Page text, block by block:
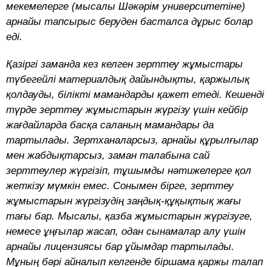
мекемелерге (мысалы Шәкәрім университетіне)
арнайы тапсырыс беруден басталса дұрыс болар
еді.
Қазіргі заманда кез келген зерттеу жұмыстары
түбегейлі материалдық дайындықты, қаржылық
қолдауды, білікті мамандарды қажет етеді. Кешенді
түрде зерттеу жұмыстарын жүргізу үшін кейбір
жағдайларда басқа саланың мамандары да
тартылады. Зертханаларсыз, арнайы құрылғылар
мен жабдықтарсыз, заман талабына сай
зерттеулер жүргізіп, тұшымды нәтижелерге қол
жеткізу мүмкін емес. Сонымен бірге, зерттеу
жұмыстарын жүргізудің заңдық-құқықтық жағы
тағы бар. Мысалы, қазба жұмыстарын жүргізуге,
немесе ұңғылар жасап, одан сынамалар алу үшін
арнайы лицензиясы бар ұйымдар тартылады.
Мұның бәрі айналып келгенде біршама қаржы талап